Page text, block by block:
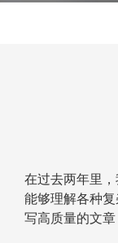
在过去两年里
能够理解各种
写高质量的文章